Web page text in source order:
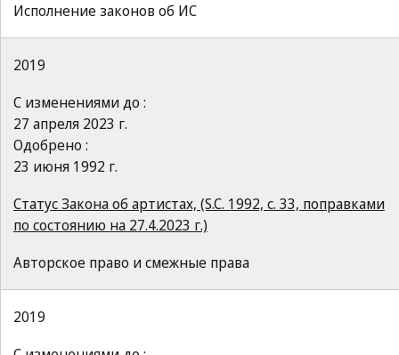
Исполнение законов об ИС
2019
С изменениями до :
27 апреля 2023 г.
Одобрено :
23 июня 1992 г.
Статус Закона об артистах, (S.C. 1992, c. 33, поправками
по состоянию на 27.4.2023 г.)
Авторское право и смежные права
2019